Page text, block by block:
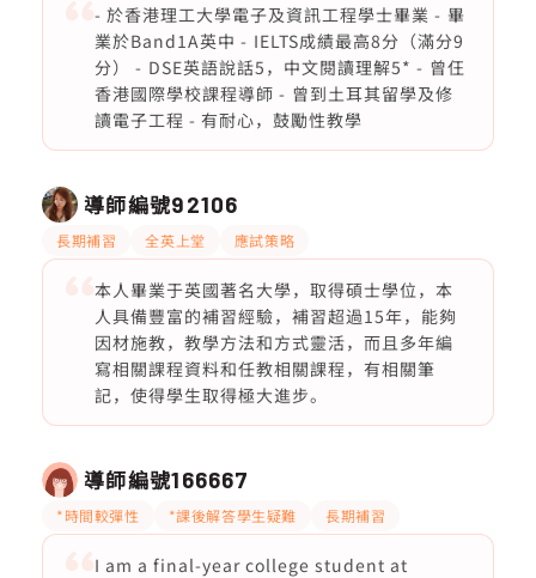
- 於香港理工大學電子及資訊工程學士畢業 - ⁠畢
業於Band1A英中 - ⁠IELTS成績最高8分（滿分9
分） - ⁠DSE英語說話5，中文閱讀理解5* - ⁠曾仼
香港國際學校課程導師 - ⁠曾到土耳其留學及修
讀電子工程 - 有耐心，鼓勵性教學
導師編號92106
長期補習 全英上堂 應試策略
本人畢業于英國著名大學，取得碩士學位，本
人具備豐富的補習經驗，補習超過15年，能夠
因材施教，教學方法和方式靈活，而且多年編
寫相關課程資料和任教相關課程，有相關筆
記，使得學生取得極大進步。
導師編號166667
*時間較彈性 *課後解答學生疑難 長期補習
I am a final-year college student at